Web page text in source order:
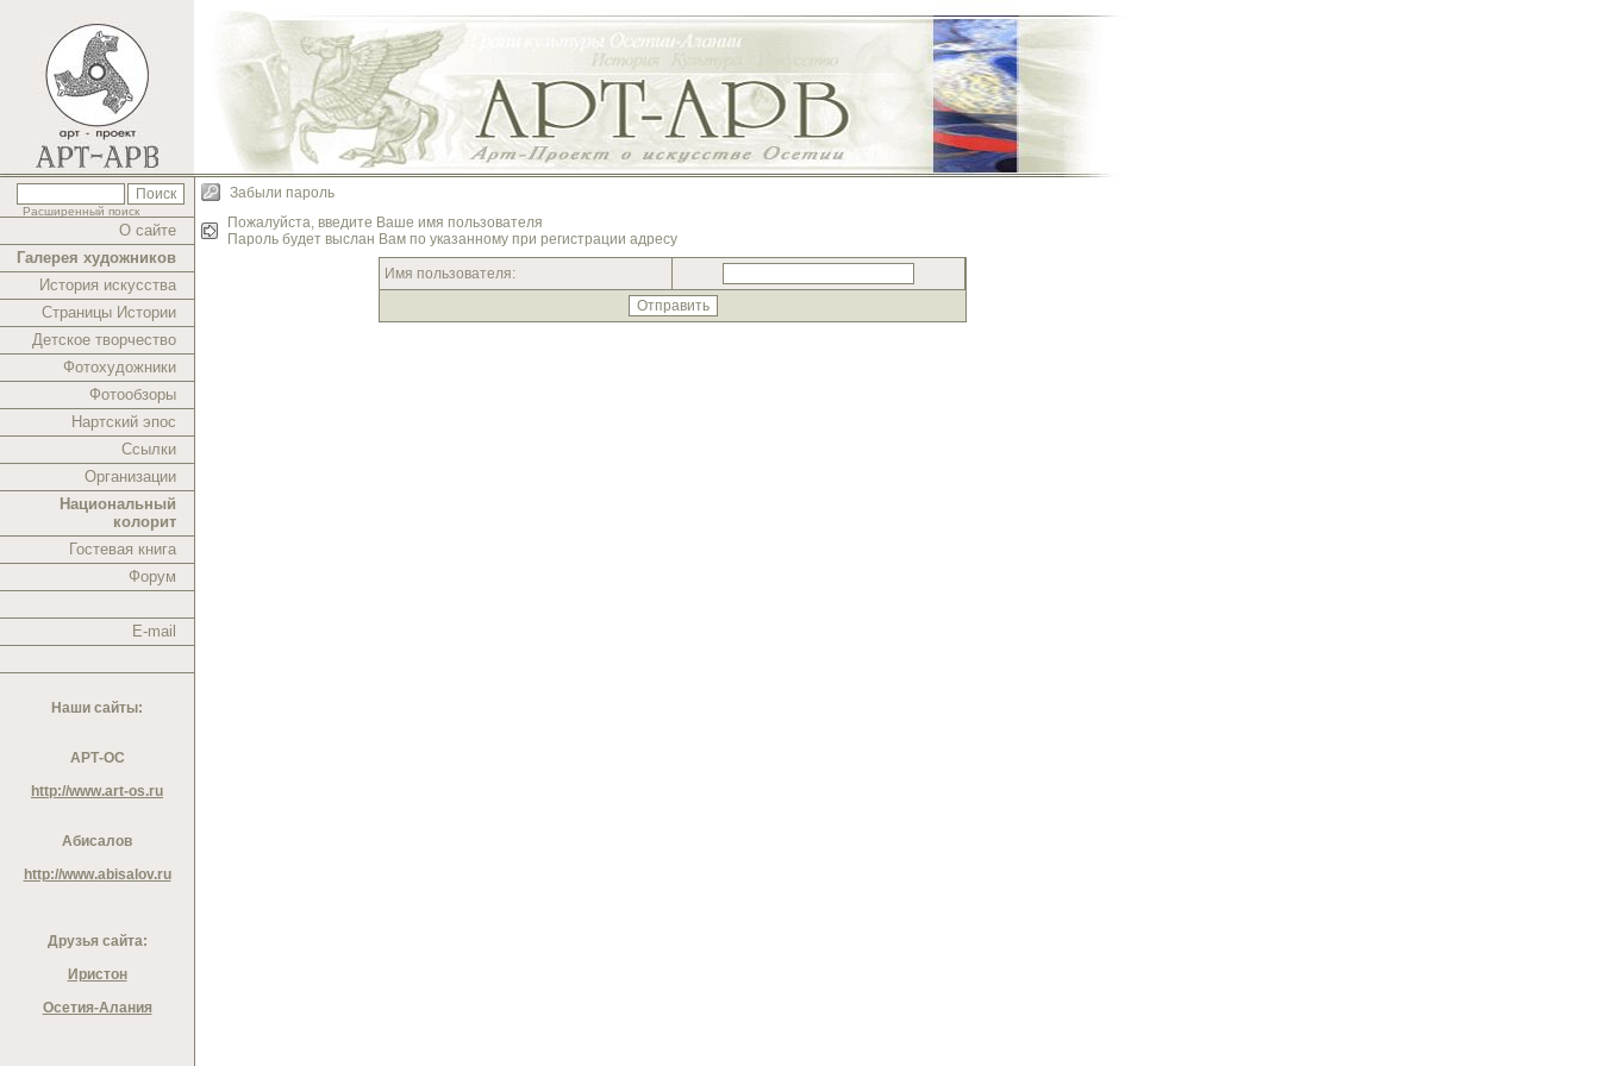
Расширенный поиск
О сайте
Галерея художников
История искусства
Страницы Истории
Детское творчество
Фотохудожники
Фотообзоры
Нартский эпос
Ссылки
Организации
Национальный
колорит
Гостевая книга
Форум
E-mail
Наши сайты:
АРТ-ОС
http://www.art-os.ru
Абисалов
http://www.abisalov.ru
Друзья сайта:
Иристон
Осетия-Алания
Забыли пароль
Пожалуйста, введите Ваше имя пользователя
Пароль будет выслан Вам по указанному при регистрации адресу
Имя пользователя: